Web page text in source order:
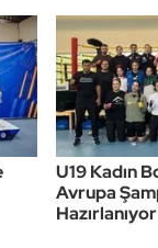
U19 Kadın
Avrupa
Hazırlanıyor